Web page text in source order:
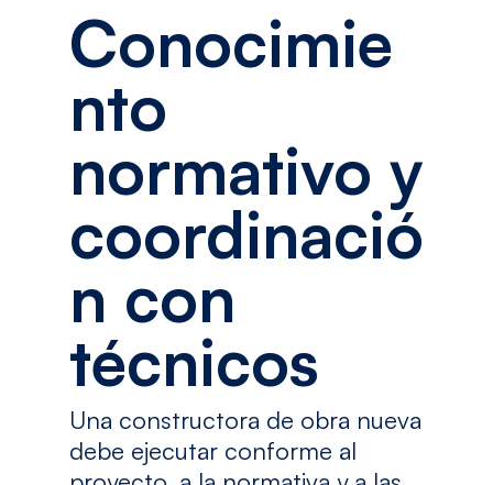
Conocimie
nto
normativo y
coordinació
n con
técnicos
Una constructora de obra nueva
debe ejecutar conforme al